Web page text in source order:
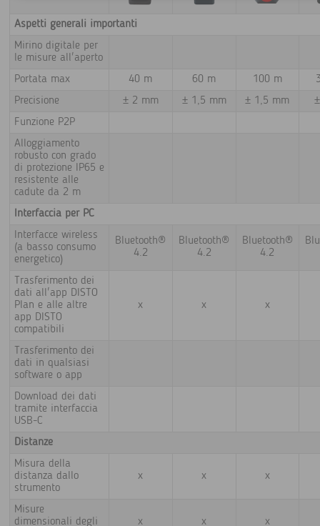
Aspetti generali importanti
Mirino digitale per
le misure all'aperto
Portata max
40 m 60 m 100 m
Precisione
± 2 mm ± 1,5 mm ± 1,5 mm
Funzione P2P
Alloggiamento
robusto con grado
di protezione IP65 e
resistente alle
cadute da 2 m
Interfaccia per PC
Interfacce wireless
(a basso consumo
energetico)
Bluetooth®
4.2
Bluetooth®
4.2
Bluetooth®
4.2
Trasferimento dei
dati all'app DISTO
Plan e alle altre
app DISTO
compatibili
x x x
Trasferimento dei
dati in qualsiasi
software o app
Download dei dati
tramite interfaccia
USB-C
Distanze
Misura della
distanza dallo
strumento
x x x
Misure
dimensionali degli
x x x